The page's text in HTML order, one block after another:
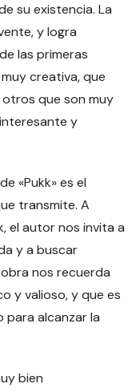
su existencia. La
y logra
las primeras
creativa, que
otros que son muy
y
«Pukk» es el
transmite. A
el autor nos invita a
y a buscar
nos recuerda
y valioso, y que es
alcanzar la
bien